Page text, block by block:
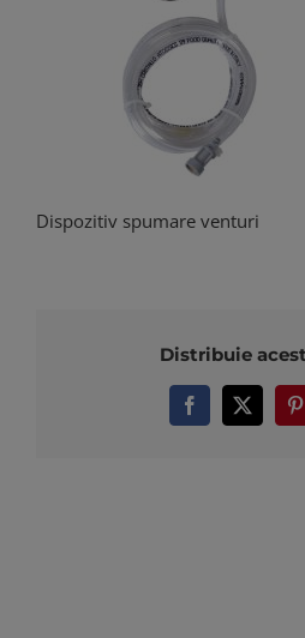
Dispozitiv spumare venturi
Distribuie
Facebook
X